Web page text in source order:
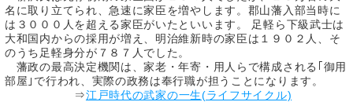
名に取り立てられ、急速に家臣を増やします。郡山藩入部当時に
は３０００人を超える家臣がいたといいます。 足軽ら下級武士は
大和国内からの採用が増え、明治維新時の家臣は１９０２人、そ
のうち足軽身分が７８７人でした。
藩政の最高決定機関は、家老・年寄・用人らで構成される｢御用
部屋｣で行われ、実際の政務は奉行職が担うことになります。
⇒江戸時代の武家の一生(ライフサイクル)